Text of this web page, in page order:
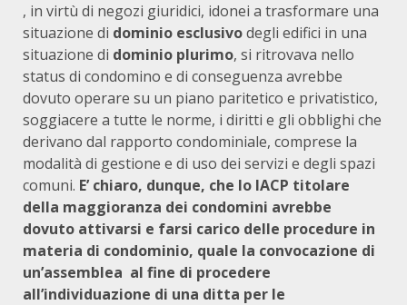
, in virtù di negozi giuridici, idonei a trasformare una
situazione di dominio esclusivodegli edifici in una
situazione di dominio plurimo, si ritrovava nello
status di condomino e di conseguenza avrebbe
dovuto operare su un piano paritetico e privatistico,
soggiacere a tutte le norme, i diritti e gli obblighi che
derivano dal rapporto condominiale, comprese la
modalità di gestione e di uso dei servizi e degli spazi
comuni. E’ chiaro, dunque, che lo IACP titolare
della maggioranza dei condomini avrebbe
dovuto attivarsi e farsi carico delle procedure in
materia di condominio, quale la convocazione di
un’assemblea al fine di procedere
all’individuazione di una ditta per le